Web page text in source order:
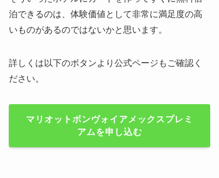
泊できるのは、体験価値として非常に満足度の高
いものがあるのではないかと思います。
詳しくは以下のボタンより公式ページもご確認く
ださい。
マリオットボンヴォイアメックスプレミ
アムを申し込む